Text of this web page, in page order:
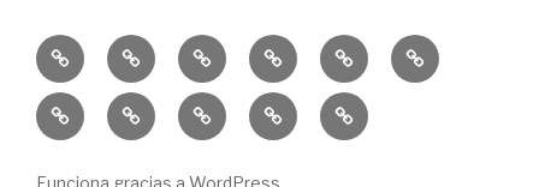
Inicio
Entrenamiento
Personal
Entrenamiento
Funcional
ConsejosServicioEquipo
SR
Educación
Física
Publicaciones
–
10k
Solidaria
Un
Reto
Sprint
Trail